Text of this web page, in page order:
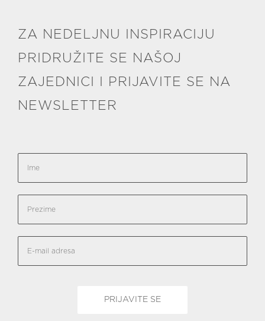
ZA NEDELJNU INSPIRACIJU
PRIDRUŽITE SE NAŠOJ
ZAJEDNICI I PRIJAVITE SE NA
NEWSLETTER